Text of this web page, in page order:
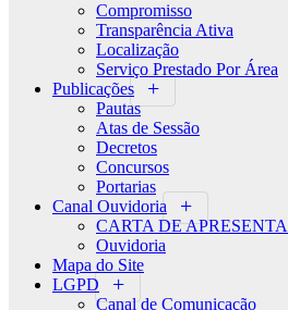
Compromisso
Transparência Ativa
Localização
Serviço Prestado Por Área
Publicações
Pautas
Atas de Sessão
Decretos
Concursos
Portarias
Canal Ouvidoria
CARTA DE
Ouvidoria
Mapa do Site
LGPD
Canal de Comunicação